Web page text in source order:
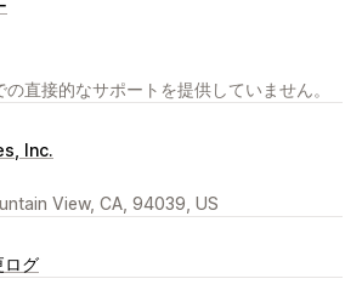
直接的なサポートを提供していません。
Inc.
View, CA, 94039, US
ログ